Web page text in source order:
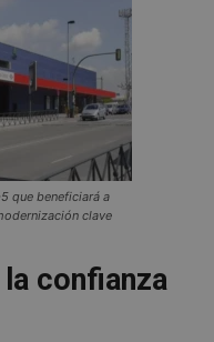
que beneficiará a
clave
confianza
alcorconhoy.com